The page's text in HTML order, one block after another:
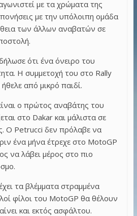
με τα χρώματα της
με την υπόλοιπη ομάδα
των άλλων αναβατών σε
ότι ένα όνειρο του
Η συμμετοχή του στο Rally
από μικρό παιδί.
ο πρώτος αναβάτης του
στο Dakar και μάλιστα σε
Ο Petrucci δεν πρόλαβε να
ένα μήνα έτρεχε στο MotoGP
να λάβει μέρος στο πιο
τα βλέμματα στραμμένα
φίλοι του MotoGP θα θέλουν
και εκτός ασφάλτου.